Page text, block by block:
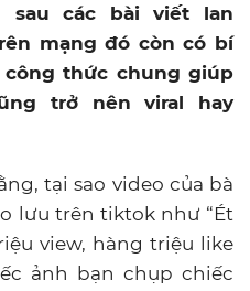
sau các bài viết lan
mạng đó còn có bí
thức chung giúp
trở nên viral hay
tại sao video của bà
lưu trên tiktok như “Ét
view, hàng triệu like
ảnh bạn chụp chiếc